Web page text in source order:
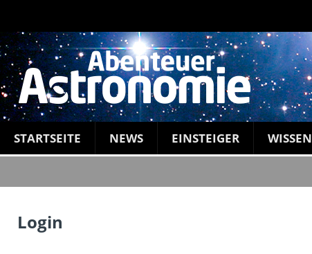
STARTSEITE NEWS EINSTEIGER WISSEN
Login